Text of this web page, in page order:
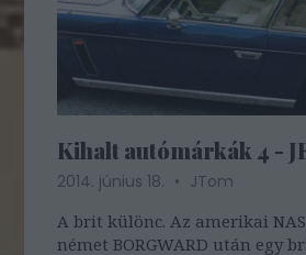
Kihalt autómárkák 4 -
2014. június 18.
JTom
A brit különc. Az amerikai
német BORGWARD után egy